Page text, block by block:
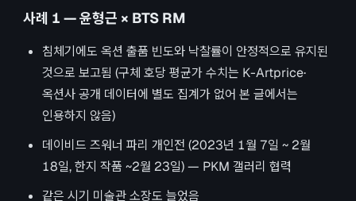
사례 1 — 윤형근 × BTS RM
침체기에도 옥션 출품 빈도와 낙찰률이 안정적으로 유지된
것으로 보고됨 (구체 호당 평균가 수치는 K-Artprice·
옥션사 공개 데이터에 별도 집계가 없어 본 글에서는
인용하지 않음)
데이비드 즈워너 파리 개인전 (2023년 1월 7일 ~ 2월
18일, 한지 작품 ~2월 23일) — PKM 갤러리 협력
같은 시기 미술관 소장도 늘었음